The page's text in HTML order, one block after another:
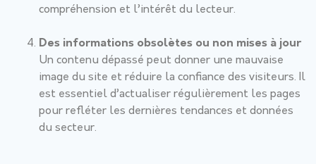
compréhension et l’intérêt du lecteur.
Des informations obsolètes ou non mises à jour
Un contenu dépassé peut donner une mauvaise
image du site et réduire la confiance des visiteurs. Il
est essentiel d’actualiser régulièrement les pages
pour refléter les dernières tendances et données
du secteur.